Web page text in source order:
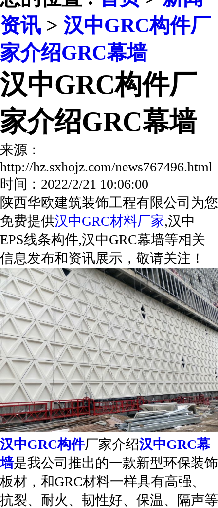
资讯 > 汉中GRC构件厂
家介绍GRC幕墙
汉中GRC构件厂
家介绍GRC幕墙
来源：
http://hz.sxhojz.com/
时间：2022/2/21 10:06:00
陕西华欧建筑装饰工程有限公司为您
免费提供汉中GRC材料厂家,汉中
EPS线条构件,汉中GRC幕墙等相关
信息发布和资讯展示，敬请关注！
汉中GRC构件厂家介绍汉中GRC幕
墙是我公司推出的一款新型环保装饰
板材，和GRC材料一样具有高强、
抗裂、耐火、韧性好、保温、隔声等